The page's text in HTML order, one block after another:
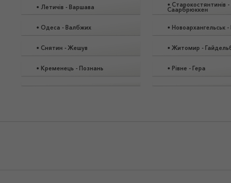
• Летичів - Варшава
• Одеса - Валбжих
• Снятин - Жешув
• Кременець - Познань
• Старокостянтинів -
Саарбрюккен
• Новоархангельськ -
• Житомир -
• Рівне - Гера